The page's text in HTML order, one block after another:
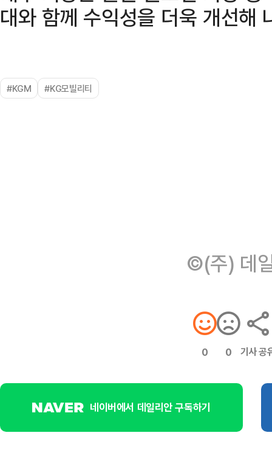
대와 함께 수익성을 더욱 개선해
#KGM #KG모빌리티
©(주) 데
0 0 기사 공
네이버에서 데일리안 구독하기